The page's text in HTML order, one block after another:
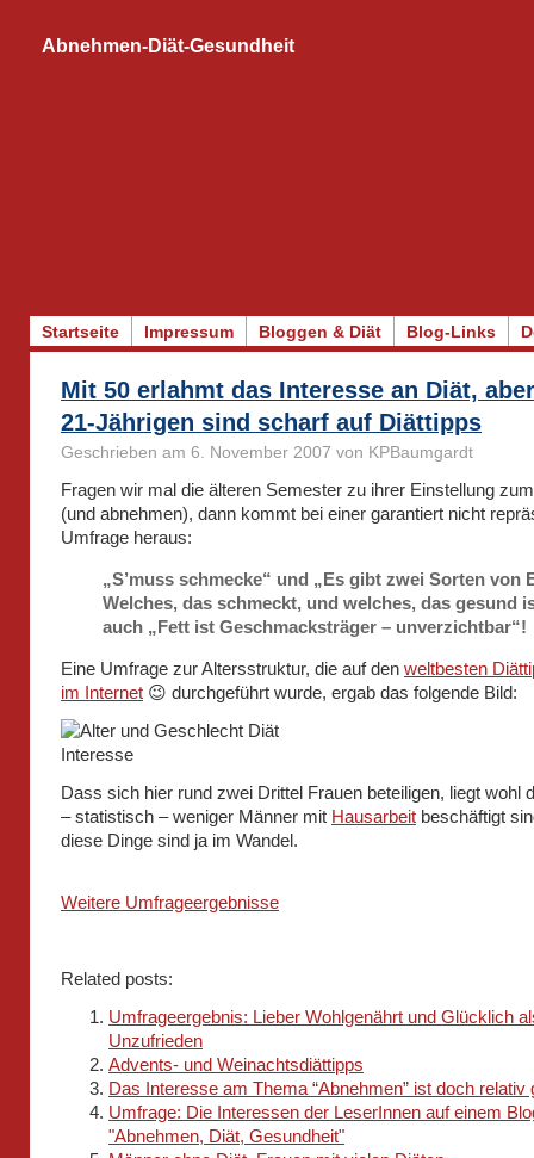
Startseite Impressum Bloggen & Diät Blog-Links
Abnehmen-Diät-Gesundheit
Mit 50 erlahmt das Interesse an Diät,
21-Jährigen sind scharf auf Diättipps
Geschrieben am 6. November 2007 von KPBaumgardt
Fragen wir mal die älteren Semester zu ihrer Einstellung
(und abnehmen), dann kommt bei einer garantiert nicht
Umfrage heraus:
„S’muss schmecke“ und „Es gibt zwei Sorten von
Welches, das schmeckt, und welches, das gesund
auch „Fett ist Geschmacksträger – unverzichtbar“!
Eine Umfrage zur Altersstruktur, die auf den weltbesten
im Internet 😉 durchgeführt wurde, ergab das folgende Bild:
Dass sich hier rund zwei Drittel Frauen beteiligen, liegt wohl
– statistisch – weniger Männer mit Hausarbeit beschäftigt
diese Dinge sind ja im Wandel.
Weitere Umfrageergebnisse
Related posts:
Umfrageergebnis: Lieber Wohlgenährt und Glücklich
Unzufrieden
Advents- und Weinachtsdiättipps
Das Interesse am Thema “Abnehmen” ist doch
Umfrage: Die Interessen der LeserInnen auf einem
"Abnehmen, Diät, Gesundheit"